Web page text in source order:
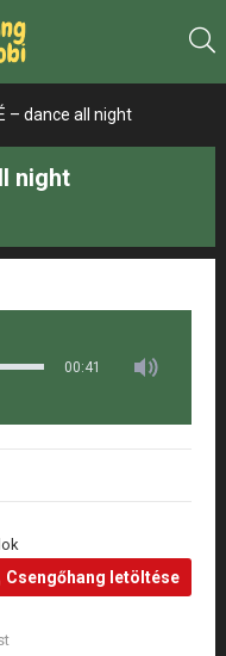
– dance all night
night
00:41
Csengőhang letöltése